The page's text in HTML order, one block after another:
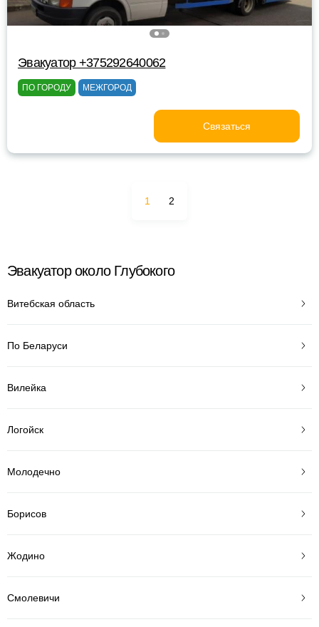
Эвакуатор +375292640062
ПО ГОРОДУ МЕЖГОРОД
Связаться
1 2
Эвакуатор около Глубокого
Витебская область
По Беларуси
Вилейка
Логойск
Молодечно
Борисов
Жодино
Смолевичи